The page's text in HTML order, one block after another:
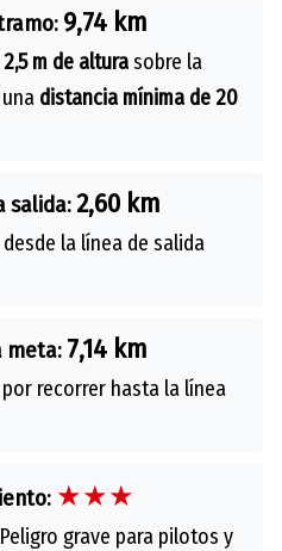
9,74 km
2,5 m de alturasobre la
distancia mínima de 20
salida:2,60 km
la línea de salida
meta: 7,14 km
recorrer hasta la línea
★★★
grave para pilotos y